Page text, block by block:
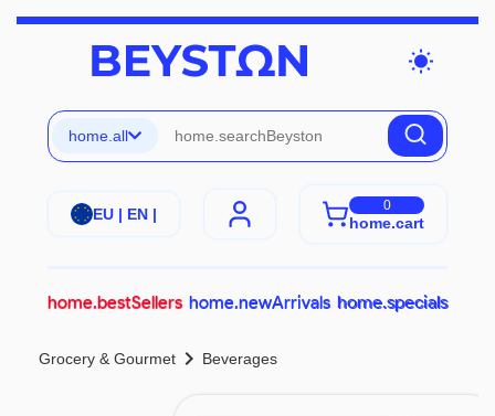
wb_sunny
home.all
EU | EN | 0
home.cart
home.bestSellers home.newArrivals home.specials
Grocery & Gourmet chevron_right Beverages